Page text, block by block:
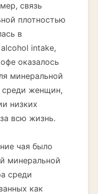
связь
плотностью
в
intake,
оказалось
минеральной
среди женщин,
низких
всю жизнь.
чая было
минеральной
среди
как